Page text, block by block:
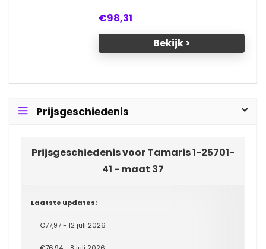
€98,31
Bekijk >
Prijsgeschiedenis
Prijsgeschiedenis voor Tamaris 1-25701-
41 - maat 37
Laatste updates:
€77,97 - 12 juli 2026